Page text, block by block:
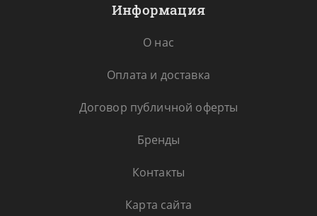
Информация
О нас
Оплата и доставка
Договор публичной оферты
Бренды
Контакты
Карта сайта